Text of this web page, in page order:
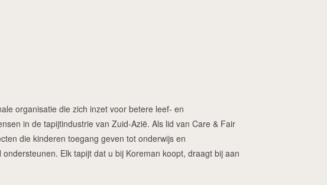
organisatie die zich inzet voor betere leef- en
in de tapijtindustrie van Zuid-Azië. Als lid van Care & Fair
die kinderen toegang geven tot onderwijs en
Elk tapijt dat u bij Koreman koopt, draagt bij aan